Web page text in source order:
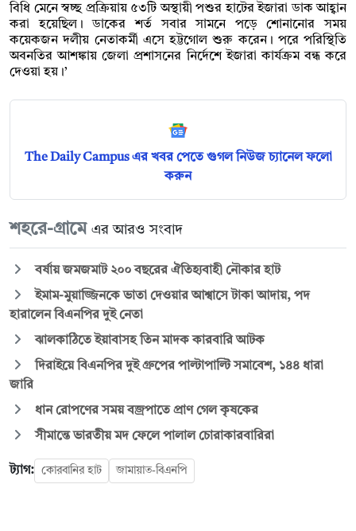
বিধি মেনে স্বচ্ছ প্রক্রিয়ায় ৫৩টি অস্থায়ী পশুর হাটের ইজারা ডাক আহ্বান
করা হয়েছিল। ডাকের শর্ত সবার সামনে পড়ে শোনানোর সময়
কয়েকজন দলীয় নেতাকর্মী এসে হট্টগোল শুরু করেন। পরে পরিস্থিতি
অবনতির আশঙ্কায় জেলা প্রশাসনের নির্দেশে ইজারা কার্যক্রম বন্ধ করে
দেওয়া হয়।’
The Daily Campus এর খবর পেতে গুগল নিউজ চ্যানেল ফলো
করুন
শহরে-গ্রামে এর আরও সংবাদ
বর্ষায় জমজমাট ২০০ বছরের ঐতিহ্যবাহী নৌকার হাট
ইমাম-মুয়াজ্জিনকে ভাতা দেওয়ার আশ্বাসে টাকা আদায়, পদ
হারালেন বিএনপির দুই নেতা
ঝালকাঠিতে ইয়াবাসহ তিন মাদক কারবারি আটক
দিরাইয়ে বিএনপির দুই গ্রুপের পাল্টাপাল্টি সমাবেশ, ১৪৪ ধারা
জারি
ধান রোপণের সময় বজ্রপাতে প্রাণ গেল কৃষকের
সীমান্তে ভারতীয় মদ ফেলে পালাল চোরাকারবারিরা
ট্যাগ: কোরবানির হাট জামায়াত-বিএনপি